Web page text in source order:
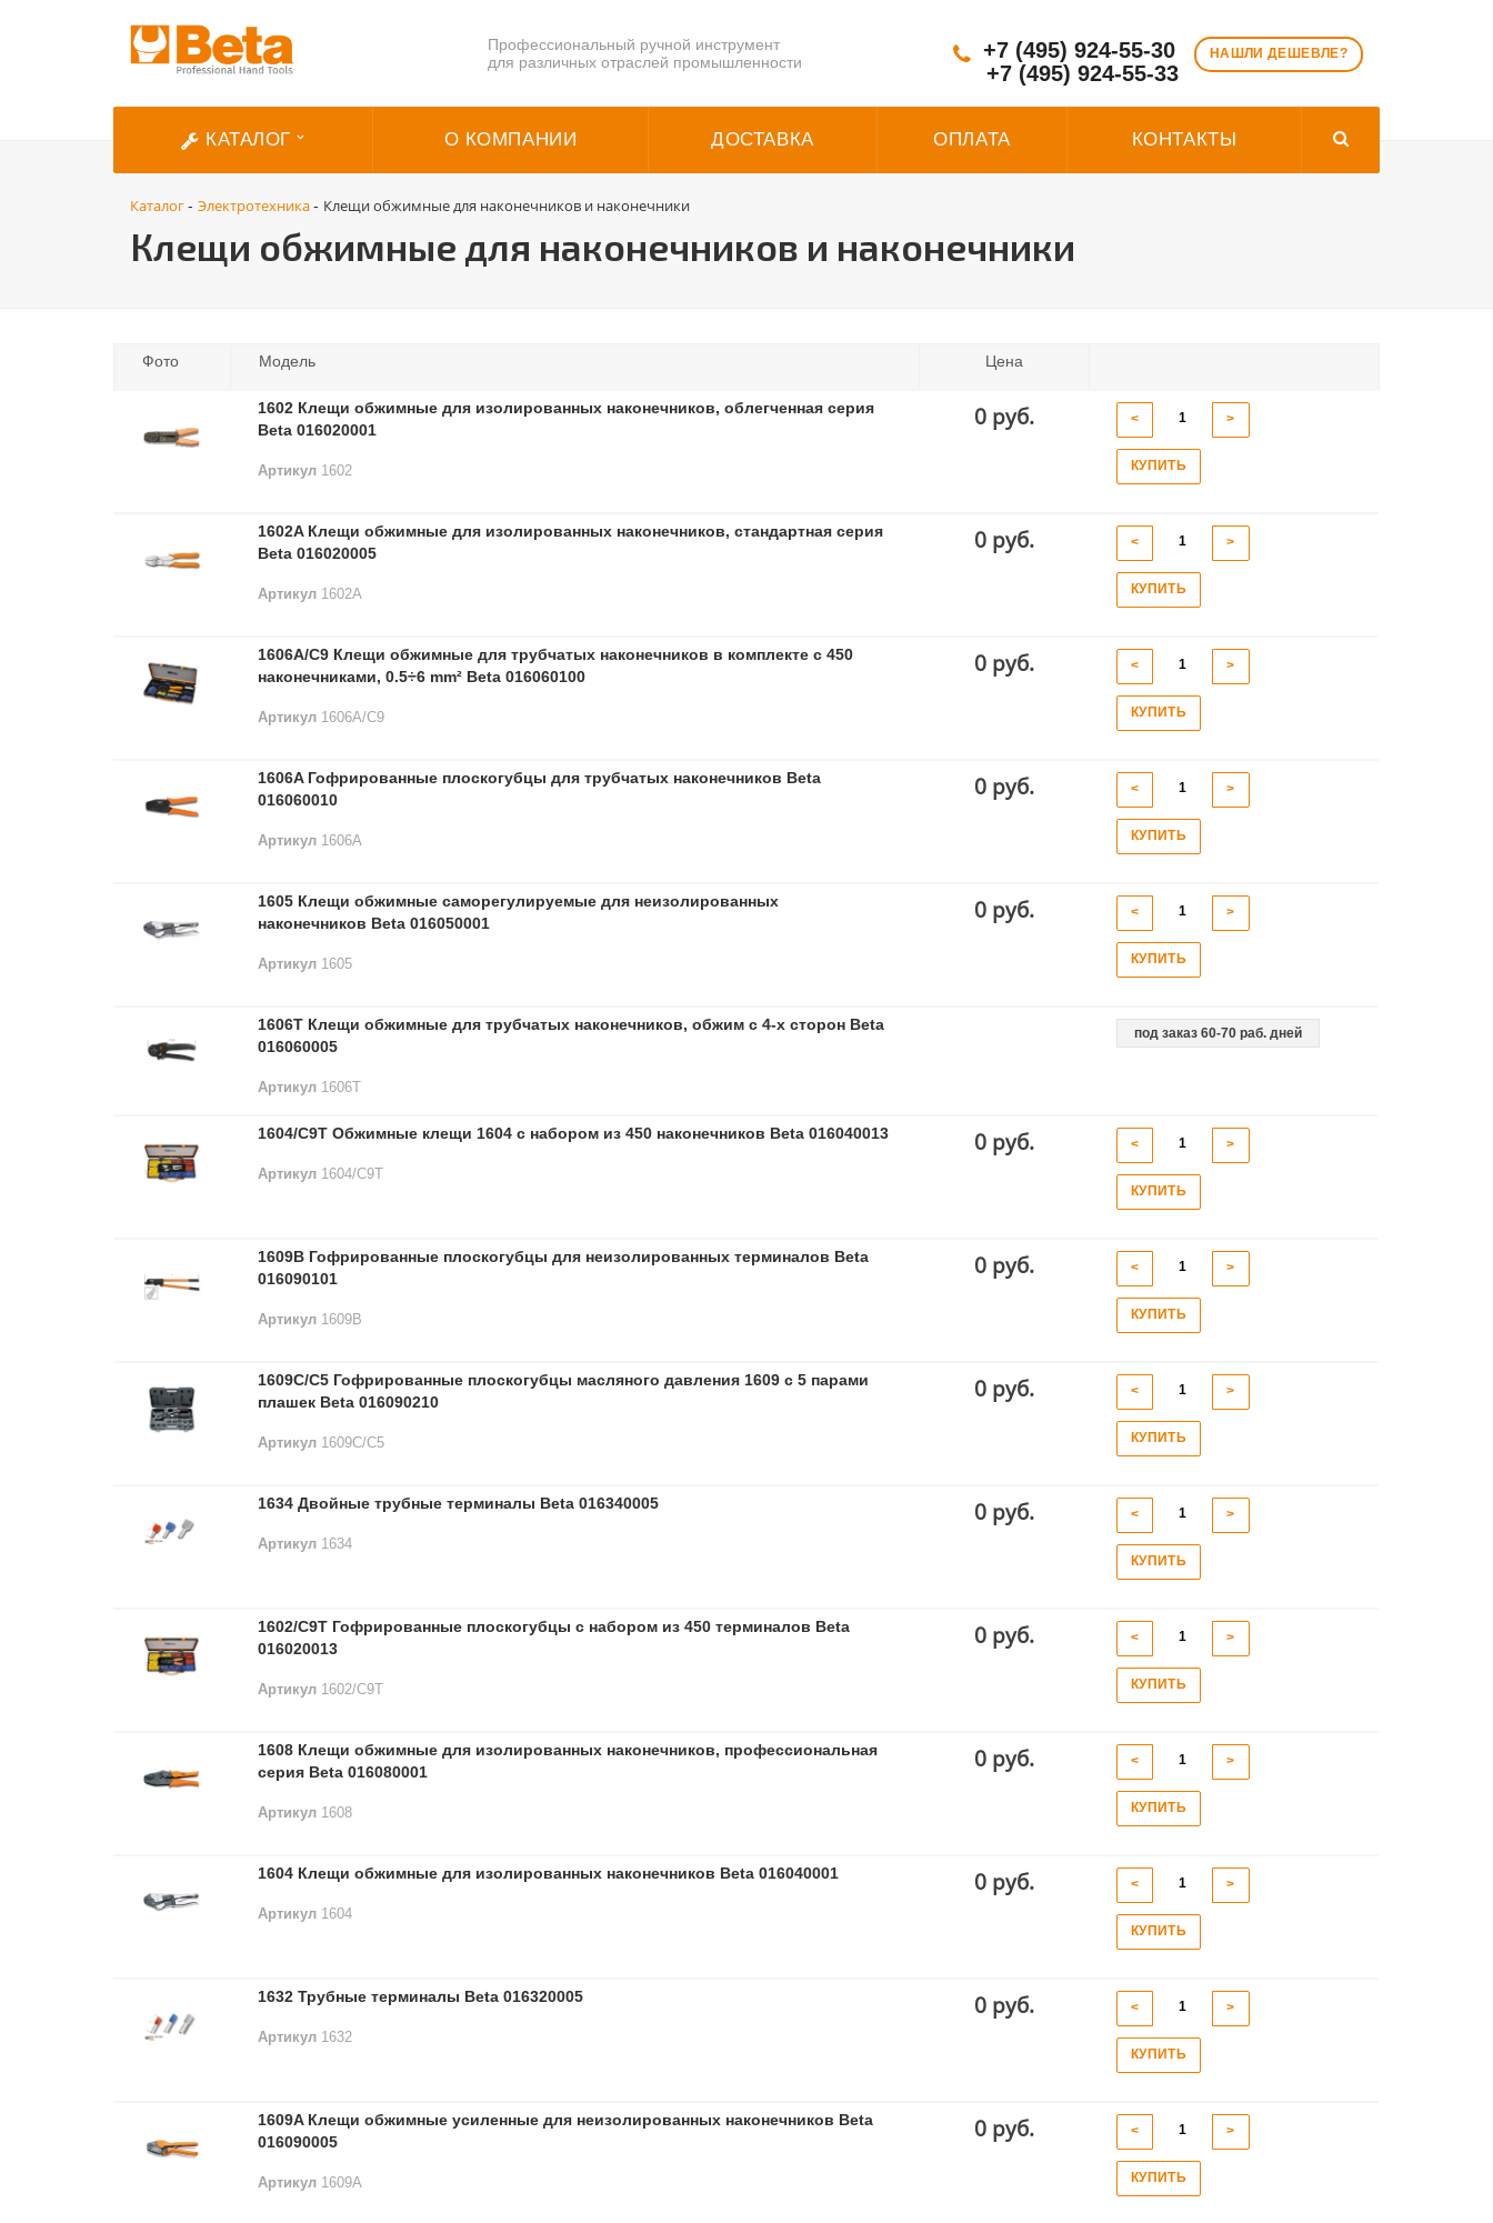
Профессиональный ручной инструмент
для различных отраслей промышленности
НАШЛИ ДЕШЕВЛЕ?
+7 (495) 924-55-30
+7 (495) 924-55-33
КАТАЛОГ О КОМПАНИИ ДОСТАВКА ОПЛАТА КОНТАКТЫ
Каталог- Электротехника- Клещи обжимные для наконечников и наконечники
Клещи обжимные для наконечников и наконечники
Фото Модель Цена
1602 Клещи обжимные для изолированных наконечников, облегченная серия
Beta 016020001
Артикул 1602
0 руб. < >
КУПИТЬ
1602A Клещи обжимные для изолированных наконечников, стандартная серия
Beta 016020005
Артикул 1602A
0 руб. < >
КУПИТЬ
1606A/C9 Клещи обжимные для трубчатых наконечников в комплекте с 450
наконечниками, 0.5÷6 mm² Beta 016060100
Артикул 1606A/C9
0 руб. < >
КУПИТЬ
1606A Гофрированные плоскогубцы для трубчатых наконечников Beta
016060010
Артикул 1606A
0 руб. < >
КУПИТЬ
1605 Клещи обжимные саморегулируемые для неизолированных
наконечников Beta 016050001
Артикул 1605
0 руб. < >
КУПИТЬ
1606T Клещи обжимные для трубчатых наконечников, обжим с 4-х сторон Beta
016060005
Артикул 1606T
под заказ 60-70 раб. дней
1604/C9T Обжимные клещи 1604 с набором из 450 наконечников Beta 016040013
Артикул 1604/C9T
0 руб. < >
КУПИТЬ
1609B Гофрированные плоскогубцы для неизолированных терминалов Beta
016090101
Артикул 1609B
0 руб. < >
КУПИТЬ
1609C/C5 Гофрированные плоскогубцы масляного давления 1609 с 5 парами
плашек Beta 016090210
Артикул 1609C/C5
0 руб. < >
КУПИТЬ
1634 Двойные трубные терминалы Beta 016340005
Артикул 1634
0 руб. < >
КУПИТЬ
1602/C9T Гофрированные плоскогубцы с набором из 450 терминалов Beta
016020013
Артикул 1602/C9T
0 руб. < >
КУПИТЬ
1608 Клещи обжимные для изолированных наконечников, профессиональная
серия Beta 016080001
Артикул 1608
0 руб. < >
КУПИТЬ
1604 Клещи обжимные для изолированных наконечников Beta 016040001
Артикул 1604
0 руб. < >
КУПИТЬ
1632 Трубные терминалы Beta 016320005
Артикул 1632
0 руб. < >
КУПИТЬ
1609A Клещи обжимные усиленные для неизолированных наконечников Beta
016090005
Артикул 1609A
0 руб. < >
КУПИТЬ